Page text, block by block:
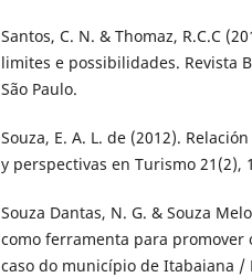
Santos, C. N. & Thomaz, R.C.C
limites e possibilidades. Revista
São Paulo.
Souza, E. A. L. de (2012).
y perspectivas en Turismo 21(2),
Souza Dantas, N. G. & Souza
como ferramenta para
caso do município de Itabaiana /